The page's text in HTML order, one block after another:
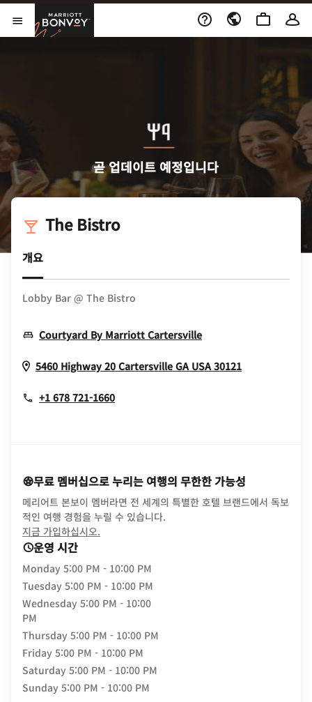
Skip to Content
메뉴 열기
Marriott Bonvoy
곧 업데이트 예정입니다
The Bistro
개요
Lobby Bar @ The Bistro
Courtyard By Marriott CartersvilleOpens In New
5460 Highway 20 Cartersville GA USA 30121Opens In
+1 678 721-1660
무료 멤버십으로 누리는 여행의 무한한 가능성
메리어트 본보이 멤버라면 전 세계의 특별한 호텔 브랜드에서 독보
적인 여행 경험을 누릴 수 있습니다.
지금 가입하십시오.
운영 시간
Monday 5:00 PM - 10:00 PM
Tuesday 5:00 PM - 10:00 PM
Wednesday 5:00 PM - 10:00
PM
Thursday 5:00 PM - 10:00 PM
Friday 5:00 PM - 10:00 PM
Saturday 5:00 PM - 10:00 PM
Sunday 5:00 PM - 10:00 PM